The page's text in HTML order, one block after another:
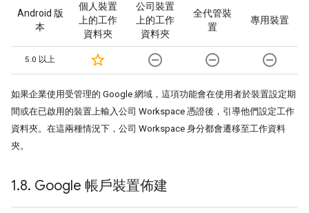
Android 版
本
個人裝置
上的工作
資料夾
公司裝置
上的工作
資料夾
全代管裝
置
專用裝置
5.0 以上 star_border remove_circle_outline remove_circle_outline remove_circle_outline
如果企業使用受管理的 Google 網域，這項功能會在使用者於裝置設定期
間或在已啟用的裝置上輸入公司 Workspace 憑證後，引導他們設定工作
資料夾。在這兩種情況下，公司 Workspace 身分都會遷移至工作資料
夾。
1.8. Google 帳戶裝置佈建